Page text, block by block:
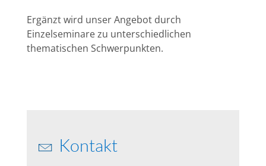
Ergänzt wird unser Angebot durch
Einzelseminare zu unterschiedlichen
thematischen Schwerpunkten.
Kontakt